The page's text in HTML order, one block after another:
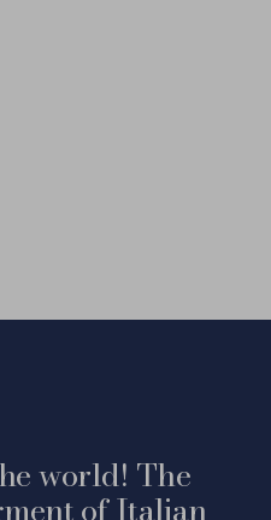
world! The
of Italian